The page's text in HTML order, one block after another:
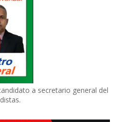
a secretario general del